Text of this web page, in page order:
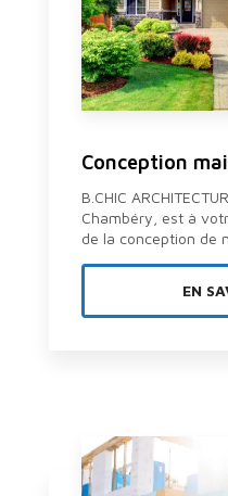
Conception
B.CHIC
Chambéry, est à
de la conception de
EN